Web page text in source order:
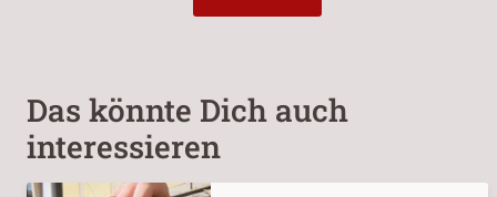
Das könnte Dich auch
interessieren